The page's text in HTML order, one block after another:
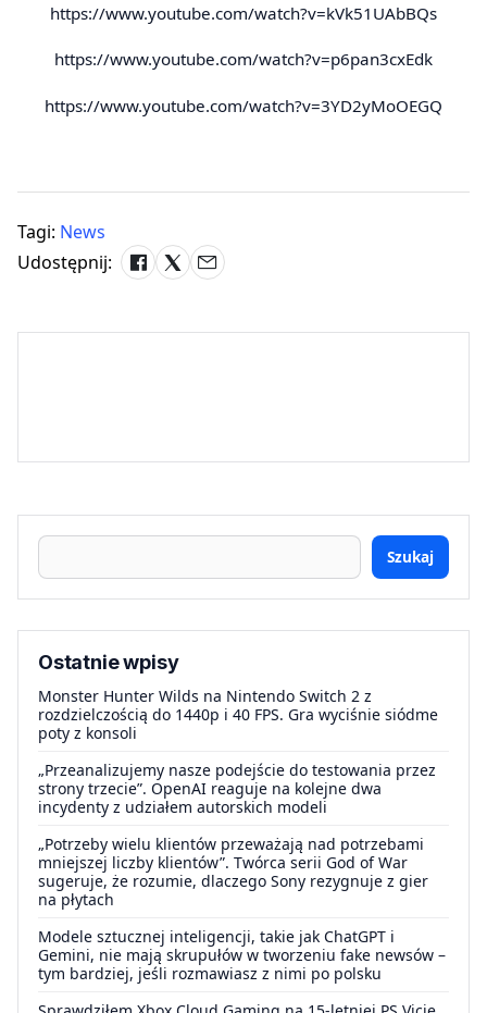
https://www.youtube.com/watch?v=kVk51UAbBQs
https://www.youtube.com/watch?v=p6pan3cxEdk
https://www.youtube.com/watch?v=3YD2yMoOEGQ
Tagi: News
Udostępnij:
Szukaj
Ostatnie wpisy
Monster Hunter Wilds na Nintendo Switch 2 z
rozdzielczością do 1440p i 40 FPS. Gra wyciśnie siódme
poty z konsoli
„Przeanalizujemy nasze podejście do testowania przez
strony trzecie”. OpenAI reaguje na kolejne dwa
incydenty z udziałem autorskich modeli
„Potrzeby wielu klientów przeważają nad potrzebami
mniejszej liczby klientów”. Twórca serii God of War
sugeruje, że rozumie, dlaczego Sony rezygnuje z gier
na płytach
Modele sztucznej inteligencji, takie jak ChatGPT i
Gemini, nie mają skrupułów w tworzeniu fake newsów –
tym bardziej, jeśli rozmawiasz z nimi po polsku